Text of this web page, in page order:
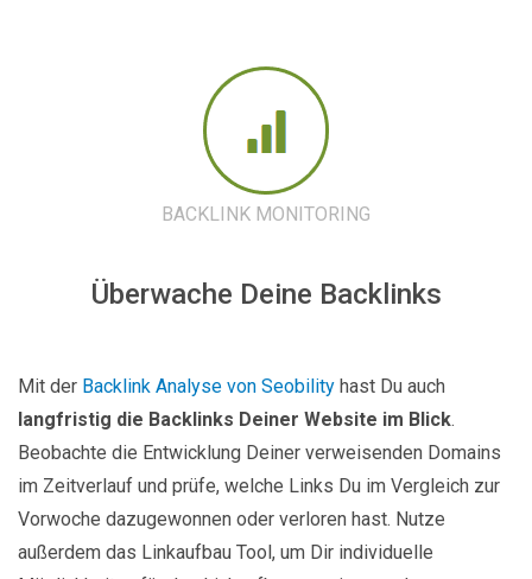
BACKLINK MONITORING
Überwache Deine Backlinks
Mit der Backlink Analyse von Seobility hast Du auch
langfristig die Backlinks Deiner Website im Blick.
Beobachte die Entwicklung Deiner verweisenden Domains
im Zeitverlauf und prüfe, welche Links Du im Vergleich zur
Vorwoche dazugewonnen oder verloren hast. Nutze
außerdem das Linkaufbau Tool, um Dir individuelle